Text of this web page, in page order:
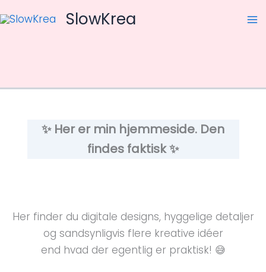
til
SlowKrea
✨ Her er min hjemmeside. Den
findes faktisk ✨
Her finder du digitale designs, hyggelige detaljer
og sandsynligvis flere kreative idéer
end hvad der egentlig er praktisk! 😅